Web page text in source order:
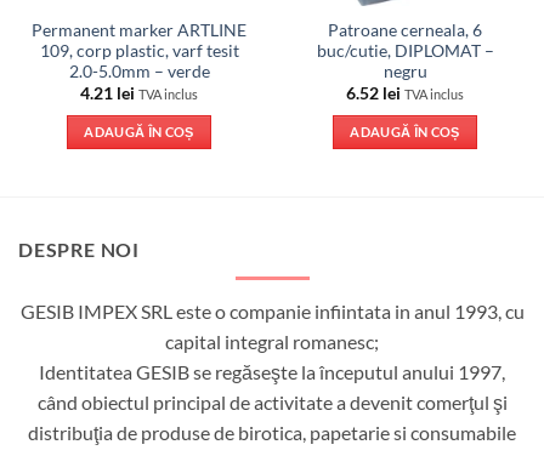
Permanent marker ARTLINE
109, corp plastic, varf tesit
2.0-5.0mm – verde
4.21 lei TVA inclus
ADAUGĂ ÎN COȘ
Patroane cerneala, 6
buc/cutie, DIPLOMAT –
negru
6.52 lei TVA inclus
ADAUGĂ ÎN COȘ
DESPRE NOI
GESIB IMPEX SRL este o companie infiintata in anul 1993, cu
capital integral romanesc;
Identitatea GESIB se regăseşte la începutul anului 1997,
când obiectul principal de activitate a devenit comerţul şi
distribuţia de produse de birotica, papetarie si consumabile